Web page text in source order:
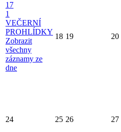
17
1
VEČERNÍ
PROHLÍDKY
Zobrazit
všechny
záznamy ze
dne
18 19 20
24 25 26 27